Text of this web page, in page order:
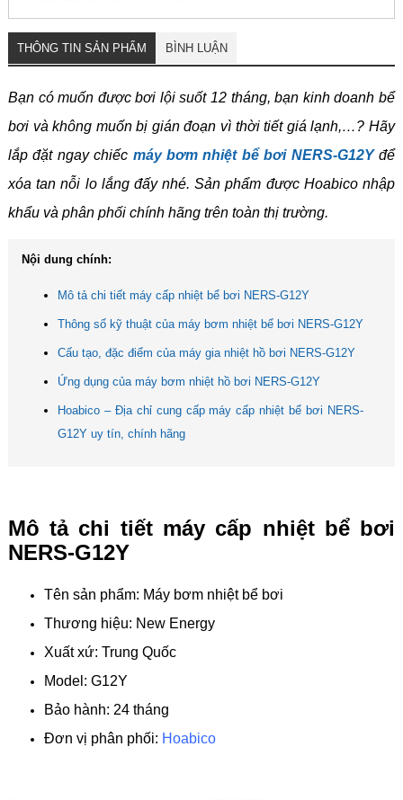
THÔNG TIN SẢN PHẨM BÌNH LUẬN
Bạn có muốn được bơi lội suốt 12 tháng, bạn kinh doanh bể
bơi và không muốn bị gián đoạn vì thời tiết giá lạnh,…? Hãy
lắp đặt ngay chiếc máy bơm nhiệt bể bơi NERS-G12Yđể
xóa tan nỗi lo lắng đấy nhé. Sản phẩm được Hoabico nhập
khẩu và phân phối chính hãng trên toàn thị trường.
Nội dung chính:
Mô tả chi tiết máy cấp nhiệt bể bơi NERS-G12Y
Thông số kỹ thuật của máy bơm nhiệt bể bơi NERS-G12Y
Cấu tạo, đặc điểm của máy gia nhiệt hồ bơi NERS-G12Y
Ứng dụng của máy bơm nhiệt hồ bơi NERS-G12Y
Hoabico – Địa chỉ cung cấp máy cấp nhiệt bể bơi NERS-
G12Y uy tín, chính hãng
Mô tả chi tiết máy cấp nhiệt bể bơi
NERS-G12Y
Tên sản phẩm: Máy bơm nhiệt bể bơi
Thương hiệu: New Energy
Xuất xứ: Trung Quốc
Model: G12Y
Bảo hành: 24 tháng
Đơn vị phân phối: Hoabico